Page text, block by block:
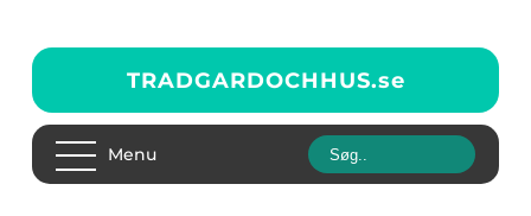
TRADGARDOCHHUS.se
Menu